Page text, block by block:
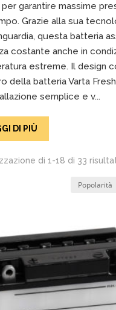
garantire massime
Grazie alla sua
questa batteria
costante anche in
estreme. Il design
della batteria Varta
semplice e v...
DI PIÙ
di 1-18 di 33